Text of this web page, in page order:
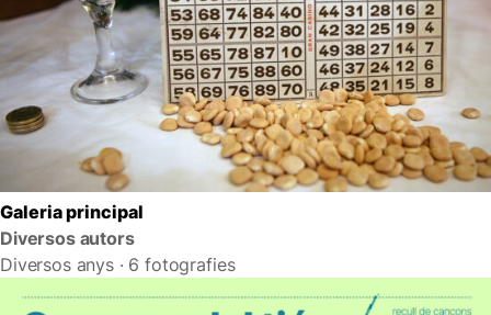
Galeria principal
Diversos autors
Diversos anys · 6 fotografies